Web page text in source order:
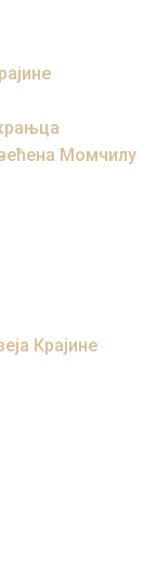
Момчилу
Крајине